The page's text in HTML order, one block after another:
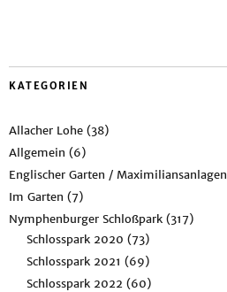
KATEGORIEN
Allacher Lohe (38)
Allgemein (6)
Englischer Garten / Maximiliansanlagen
Im Garten (7)
Nymphenburger Schloßpark (317)
Schlosspark 2020 (73)
Schlosspark 2021 (69)
Schlosspark 2022 (60)